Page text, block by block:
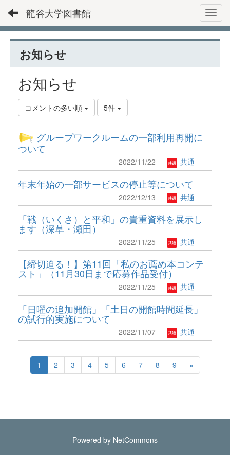
龍谷大学図書館
お知らせ
お知らせ
コメントの多い順 5件
グループワークルームの一部利用再開に
ついて
2022/11/22 共通
年末年始の一部サービスの停止等について
2022/12/13 共通
「戦（いくさ）と平和」の貴重資料を展示し
ます（深草・瀬田）
2022/11/25 共通
【締切迫る！】第11回「私のお薦め本コンテ
スト」（11月30日まで応募作品受付）
2022/11/25 共通
「日曜の追加開館」「土日の開館時間延長」
の試行的実施について
2022/11/07 共通
1 2 3 4 5 6 7 8 9 »
Powered by NetCommons